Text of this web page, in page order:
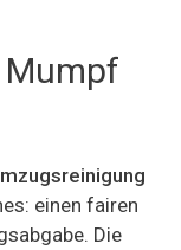
einen fairen
Die